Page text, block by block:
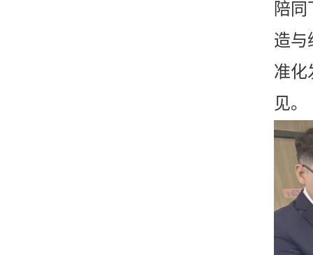
陪
造与
准化
见。